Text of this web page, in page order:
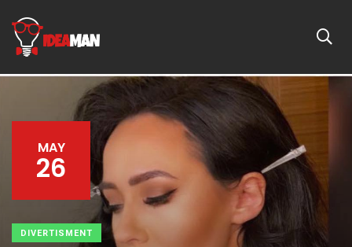
MAY
26
DIVERTISMENT